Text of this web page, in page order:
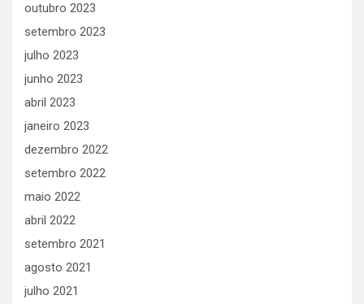
outubro 2023
setembro 2023
julho 2023
junho 2023
abril 2023
janeiro 2023
dezembro 2022
setembro 2022
maio 2022
abril 2022
setembro 2021
agosto 2021
julho 2021